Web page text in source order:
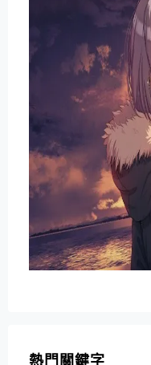
熱門關鍵字